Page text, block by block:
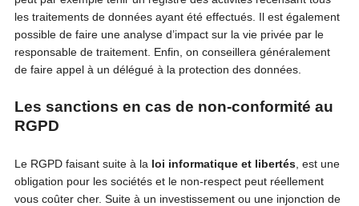
les traitements de données ayant été effectués. Il est également
possible de faire une analyse d’impact sur la vie privée par le
responsable de traitement. Enfin, on conseillera généralement
de faire appel à un délégué à la protection des données.
Les sanctions en cas de non-conformité au
RGPD
Le RGPD faisant suite à la loi informatique et libertés, est une
obligation pour les sociétés et le non-respect peut réellement
vous coûter cher. Suite à un investissement ou une injonction de